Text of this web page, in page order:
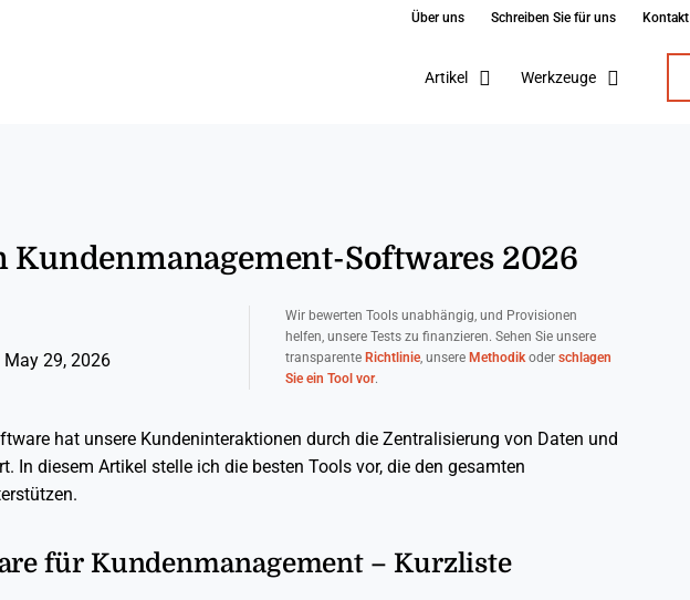
Über uns Schreiben Sie für uns Kontakt
Artikel Werkzeuge
Kundenmanagement-Softwares 2026
29, 2026
Wir bewerten Tools unabhängig, und Provisionen
helfen, unsere Tests zu finanzieren. Sehen Sie unsere
transparente Richtlinie, unsere Methodikoder schlagen
Sie ein Tool vor.
hat unsere Kundeninteraktionen durch die Zentralisierung von Daten und
In diesem Artikel stelle ich die besten Tools vor, die den gesamten
für Kundenmanagement – Kurzliste